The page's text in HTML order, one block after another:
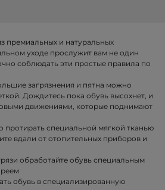
премиальных и натуральных
уходе прослужит вам не один
соблюдать эти простые правила по
загрязнения и пятна можно
Дождитесь пока обувь высохнет, и
движениями, которые поднимают
специальной мягкой тканью
вдали от отопительных приборов и
обработайте обувь специальным
обувь в специализированную